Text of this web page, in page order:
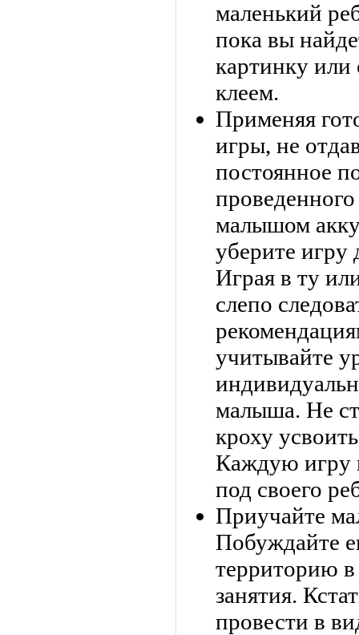
маленький
пока вы
картинку или
клеем.
Применяя
игры, не
постоянное
проведенного
малышом
уберите игру
Играя в ту
слепо
учитывайте
малыша. Не
кроху
Каждую игру
под своего
Приучайте
Побуждайте
территорию
занятия.
провести в